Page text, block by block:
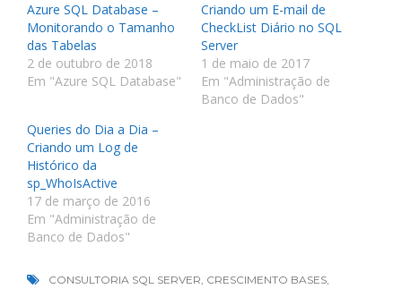
Azure SQL Database –
Monitorando o Tamanho
das Tabelas
2 de outubro de 2018
Em "Azure SQL Database"
Criando um E-mail de
CheckList Diário no SQL
Server
1 de maio de 2017
Em "Administração de
Banco de Dados"
Queries do Dia a Dia –
Criando um Log de
Histórico da
sp_WhoIsActive
17 de março de 2016
Em "Administração de
Banco de Dados"
CONSULTORIA SQL SERVER, CRESCIMENTO BASES,